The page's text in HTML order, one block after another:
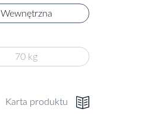
Wewnętrzna
70 kg
Karta produktu